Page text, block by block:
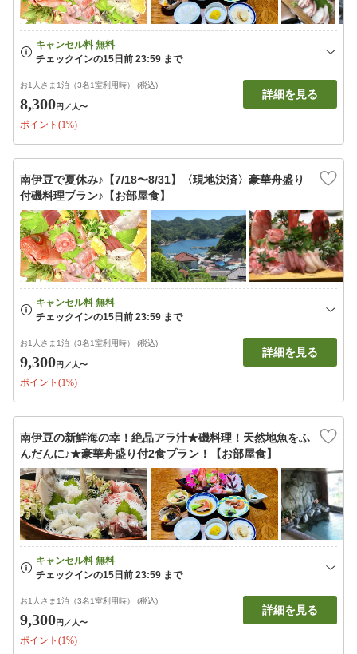
お1人さま1泊（3名1室利用時） (税込)
8,300円 ／人〜
ポイント(1%)
詳細を見る
南伊豆で夏休み♪【7/18〜8/31】〈現地決済〉豪華舟盛り
付磯料理プラン♪【お部屋食】
お1人さま1泊（3名1室利用時） (税込)
9,300円 ／人〜
ポイント(1%)
詳細を見る
南伊豆の新鮮海の幸！絶品アラ汁★磯料理！天然地魚をふ
んだんに♪★豪華舟盛り付2食プラン！【お部屋食】
お1人さま1泊（3名1室利用時） (税込)
9,300円 ／人〜
ポイント(1%)
詳細を見る